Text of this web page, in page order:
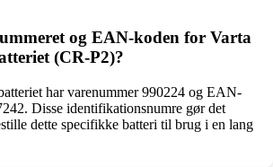
og EAN-koden for Varta
(CR-P2)?
har varenummer 990224 og EAN-
Disse identifikationsnumre gør det
dette specifikke batteri til brug i en lang